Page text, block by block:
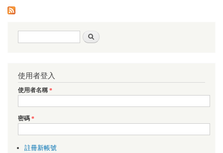
搜尋表單
使用者登入
使用者名稱*
密碼*
註冊新帳號